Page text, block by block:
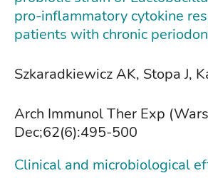
pro-inflammatory cytokine
patients with chronic
Szkaradkiewicz AK, Stopa J,
Arch Immunol Ther Exp
Dec;62(6):495-500
Clinical and microbiological